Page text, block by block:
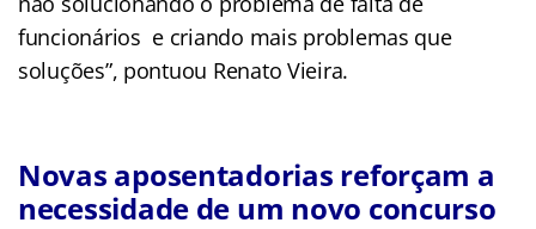
funcionários e criando mais problemas que
soluções”, pontuou Renato Vieira.
Novas aposentadorias reforçam a
necessidade de um novo concurso